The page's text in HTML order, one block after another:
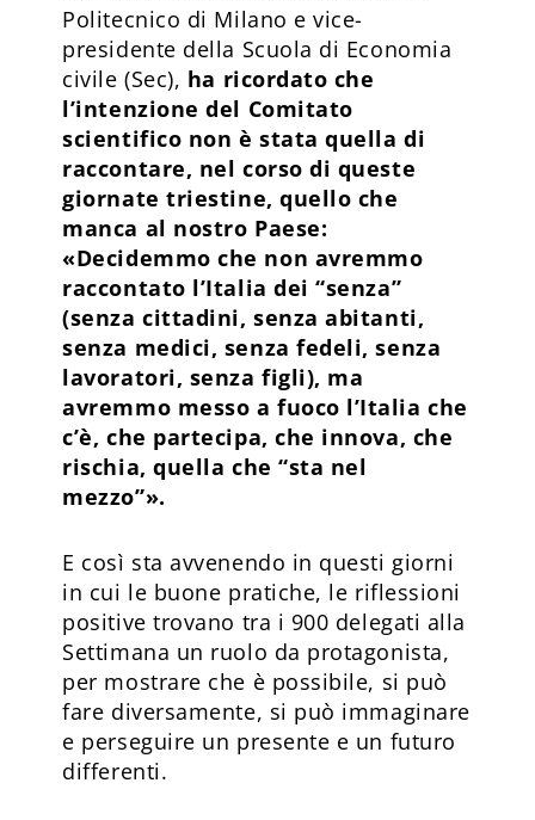
Politecnico di Milano e vice-
presidente della Scuola di Economia
civile (Sec), ha ricordato che
l’intenzione del Comitato
scientifico non è stata quella di
raccontare, nel corso di queste
giornate triestine, quello che
manca al nostro Paese:
«Decidemmo che non avremmo
raccontato l’Italia dei “senza”
(senza cittadini, senza abitanti,
senza medici, senza fedeli, senza
lavoratori, senza figli), ma
avremmo messo a fuoco l’Italia che
c’è, che partecipa, che innova, che
rischia, quella che “sta nel
mezzo”».
E così sta avvenendo in questi giorni
in cui le buone pratiche, le riflessioni
positive trovano tra i 900 delegati alla
Settimana un ruolo da protagonista,
per mostrare che è possibile, si può
fare diversamente, si può immaginare
e perseguire un presente e un futuro
differenti.